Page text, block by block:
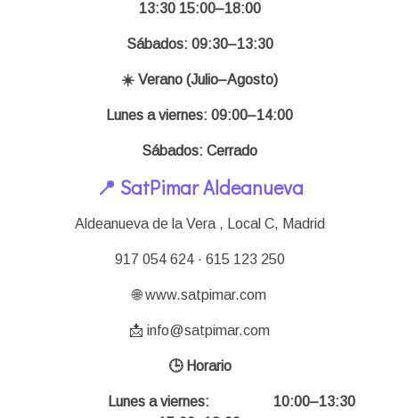
13:30 15:00–18:00
Sábados: 09:30–13:30
☀️ Verano (Julio–Agosto)
Lunes a viernes: 09:00–14:00
Sábados: Cerrado
📍 SatPimar Aldeanueva
Aldeanueva de la Vera , Local C, Madrid
917 054 624 · 615 123 250
🌐 www.satpimar.com
📩 info@satpimar.com
🕒 Horario
Lunes a viernes: 10:00–13:30